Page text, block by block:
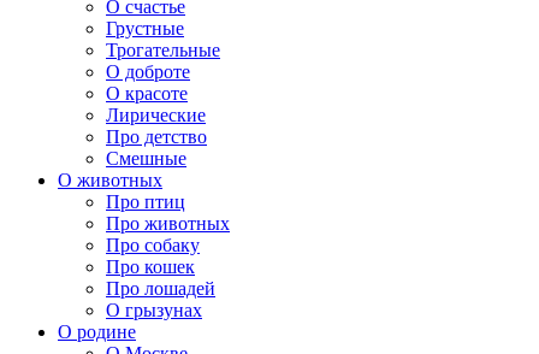
О счастье
Грустные
Трогательные
О доброте
О красоте
Лирические
Про детство
Смешные
О животных
Про птиц
Про животных
Про собаку
Про кошек
Про лошадей
О грызунах
О родине